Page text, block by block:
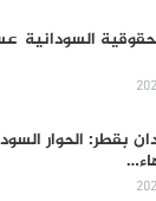
السودانية
بقطر: الحوار